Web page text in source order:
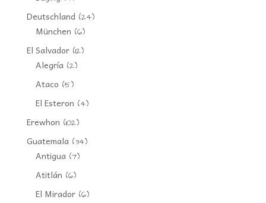
Deutschland(24)
München (6)
El Salvador(12)
Alegría(2)
Ataco (5)
El Esteron (4)
Erewhon (102)
Guatemala(34)
Antigua(7)
Atitlán (6)
El Mirador(6)